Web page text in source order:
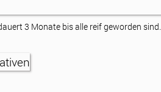
3 Monate bis alle reif geworden sind.